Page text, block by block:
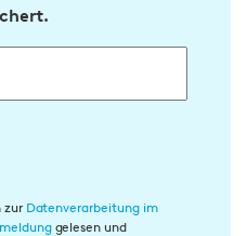
zur Datenverarbeitung im
gelesen und